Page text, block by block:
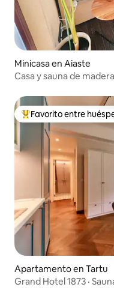
Minicasa en Aiaste
Casa y sauna de
Favorito entre
Favorito entre
Apartamento en Tartu
Grand Hotel 1873 ·